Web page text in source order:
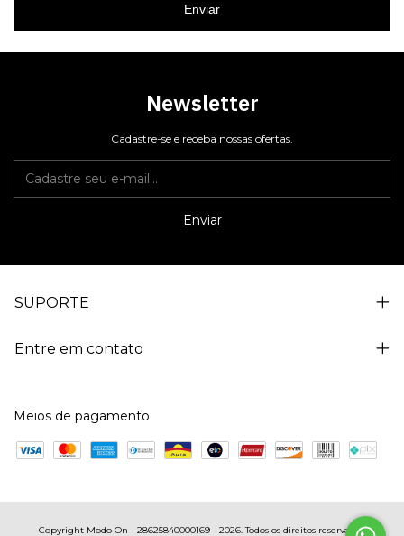
Enviar
Newsletter
Cadastre-se e receba nossas ofertas.
SUPORTE
Entre em contato
Meios de pagamento
Copyright Modo On - 28625840000169 - 2026. Todos os direitos reservados.